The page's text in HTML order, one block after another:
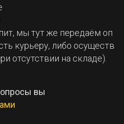
мы тут же передаём оп
курьеру, либо осуществ
отсутствии на складе).
вы